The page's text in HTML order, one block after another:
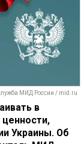
МИД России / mid.ru
в
ценности,
Украины. Об